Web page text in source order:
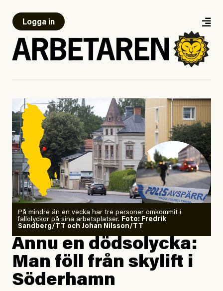
Logga in
På mindre än en vecka har tre personer omkommit i
fallolyckor på sina arbetsplatser. Foto: Fredrik
Sandberg/TT och Johan Nilsson/TT
Ännu en dödsolycka:
Man föll från skylift i
Söderhamn